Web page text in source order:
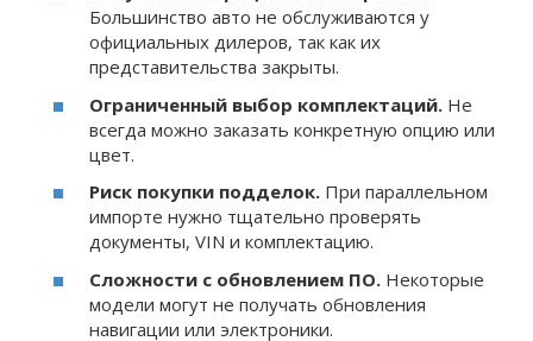
Большинство авто не обслуживаются у
официальных дилеров, так как их
представительства закрыты.
Ограниченный выбор комплектаций. Не
всегда можно заказать конкретную опцию или
цвет.
Риск покупки подделок. При параллельном
импорте нужно тщательно проверять
документы, VIN и комплектацию.
Сложности с обновлением ПО. Некоторые
модели могут не получать обновления
навигации или электроники.